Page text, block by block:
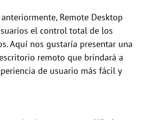
Remote Desktop
el control total de los
Aquí nos gustaría presentar una
remoto que brindará a
de usuario más fácil y